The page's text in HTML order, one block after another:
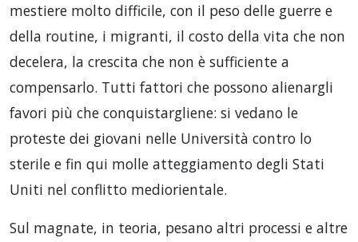
mestiere molto difficile, con il peso delle guerre e
della routine, i migranti, il costo della vita che non
decelera, la crescita che non è sufficiente a
compensarlo. Tutti fattori che possono alienargli
favori più che conquistargliene: si vedano le
proteste dei giovani nelle Università contro lo
sterile e fin qui molle atteggiamento degli Stati
Uniti nel conflitto mediorientale.
Sul magnate, in teoria, pesano altri processi e altre